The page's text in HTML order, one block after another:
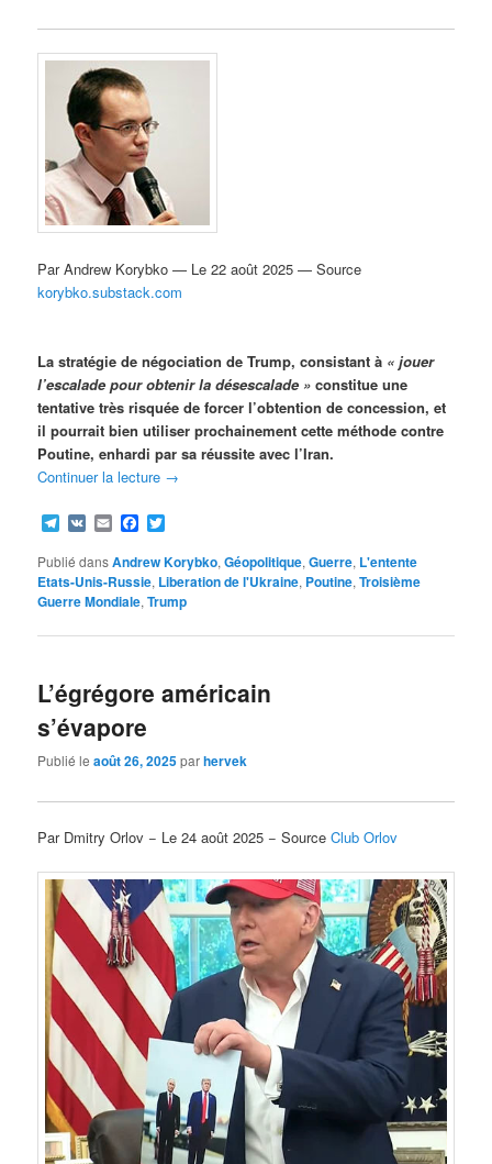
Par Andrew Korybko — Le 22 août 2025 — Source
korybko.substack.com
La stratégie de négociation de Trump, consistant à « jouer
l’escalade pour obtenir la désescalade » constitue une
tentative très risquée de forcer l’obtention de concession, et
il pourrait bien utiliser prochainement cette méthode contre
Poutine, enhardi par sa réussite avec l’Iran.
Continuer la lecture →
Telegram
VK EmailFacebook
Publié dansAndrew Korybko,Géopolitique,Guerre, L'entente
Etats-Unis-Russie, Liberation de l'Ukraine, Poutine,Troisième
Guerre Mondiale,Trump
L’égrégore américain
s’évapore
Publié leaoût 26, 2025parhervek
Par Dmitry Orlov − Le 24 août 2025 − SourceClub Orlov